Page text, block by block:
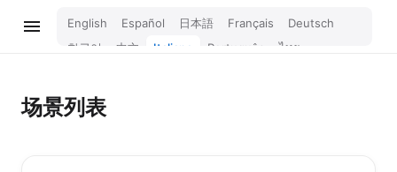
English Español 日本語 Français
Deutsch
한국어
中文 Italiano Português
ไทย
Bahasa Indonesia
场景列表